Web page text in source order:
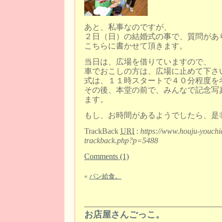
あと、私事なのですが、
２日（日）の結婚式の事で、質問があ
こちらに書かせて頂きます。
当日は、広場を借りていますので、
車でおこしの方は、広場に止めて下さ
式は、１１時スタートで４０分程度を
その後、本堂の前で、みんなで記念
ます。
もし、お時間があるようでしたら、
TrackBack URI : https://www.houju-
trackback.php?p=5488
Comments (1)
« パン給食。
お店屋さんごっこ。